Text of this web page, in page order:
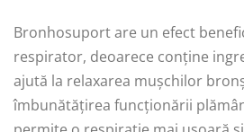
Bronhosuport are un efect
respirator, deoarece conține
ajută la relaxarea mușchilor
îmbunătățirea funcționării